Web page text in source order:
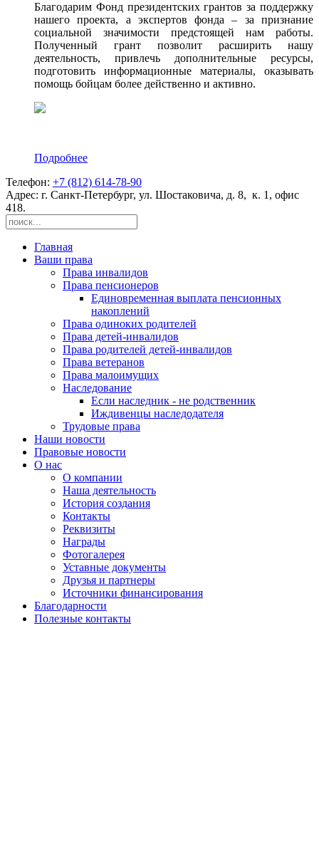
Благодарим Фонд президентских грантов за поддержку
нашего проекта, а экспертов фонда – за признание
социальной значимости предстоящей нам работы.
Полученный грант позволит расширить нашу
деятельность, привлечь дополнительные ресурсы,
подготовить информационные материалы, оказывать
помощь бойцам более действенно и активно.
Подробнее
Телефон: +7 (812) 614-78-90
Адрес: г. Санкт-Петербург, ул. Шостаковича, д. 8, к. 1, офис
418.
Главная
Ваши права
Права инвалидов
Права пенсионеров
Единовременная выплата пенсионных
накоплений
Права одиноких родителей
Права детей-инвалидов
Права родителей детей-инвалидов
Права ветеранов
Права малоимущих
Наследование
Если наследник - не родственник
Иждивенцы наследодателя
Трудовые права
Наши новости
Правовые новости
О нас
О компании
Наша деятельность
История создания
Контакты
Реквизиты
Награды
Фотогалерея
Уставные документы
Друзья и партнеры
Источники финансирования
Благодарности
Полезные контакты